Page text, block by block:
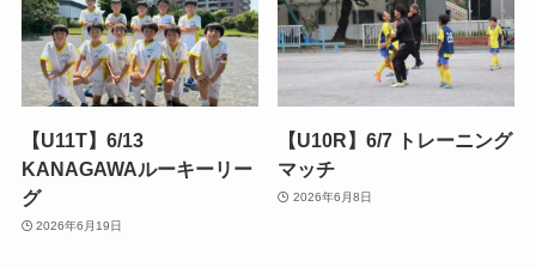
【U11T】6/13
KANAGAWAルーキーリー
グ
2026年6月19日
【U10R】6/7 トレーニング
マッチ
2026年6月8日